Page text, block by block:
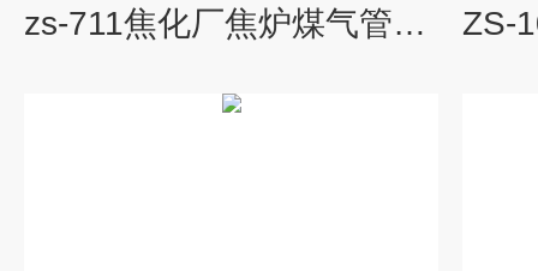
zs-711焦化厂焦炉煤气管道耐高温防腐涂料